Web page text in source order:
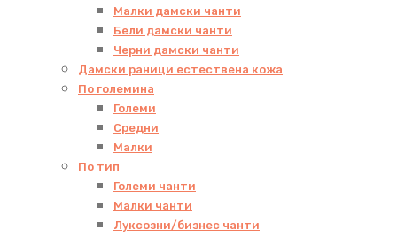
Малки дамски чанти
Бели дамски чанти
Черни дамски чанти
Дамски раници естествена кожа
По големина
Големи
Средни
Малки
По тип
Големи чанти
Малки чанти
Луксозни/бизнес чанти